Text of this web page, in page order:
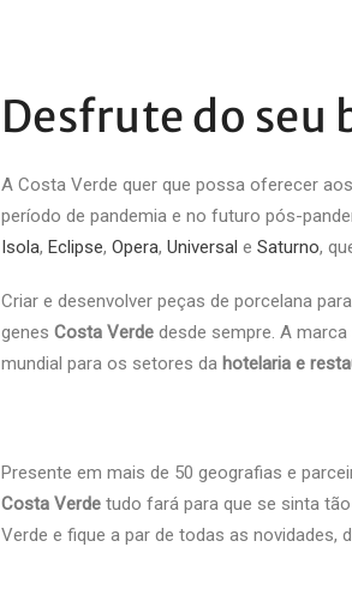
Desfrute do seu
A Costa Verde quer que possa oferecer
período de pandemia e no futuro pós-
Isola, Eclipse, Opera, Universal e Saturno,
Criar e desenvolver peças de porcelana
genes Costa Verdedesde sempre. A
mundial para os setores da hotelaria e
Presente em mais de 50 geografias e
Costa Verdetudo fará para que se sinta
Verde e fique a par de todas as novidades,